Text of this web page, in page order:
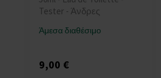
Tester - Άνδρες
Άμεσα διαθέσιμο
9,00 €